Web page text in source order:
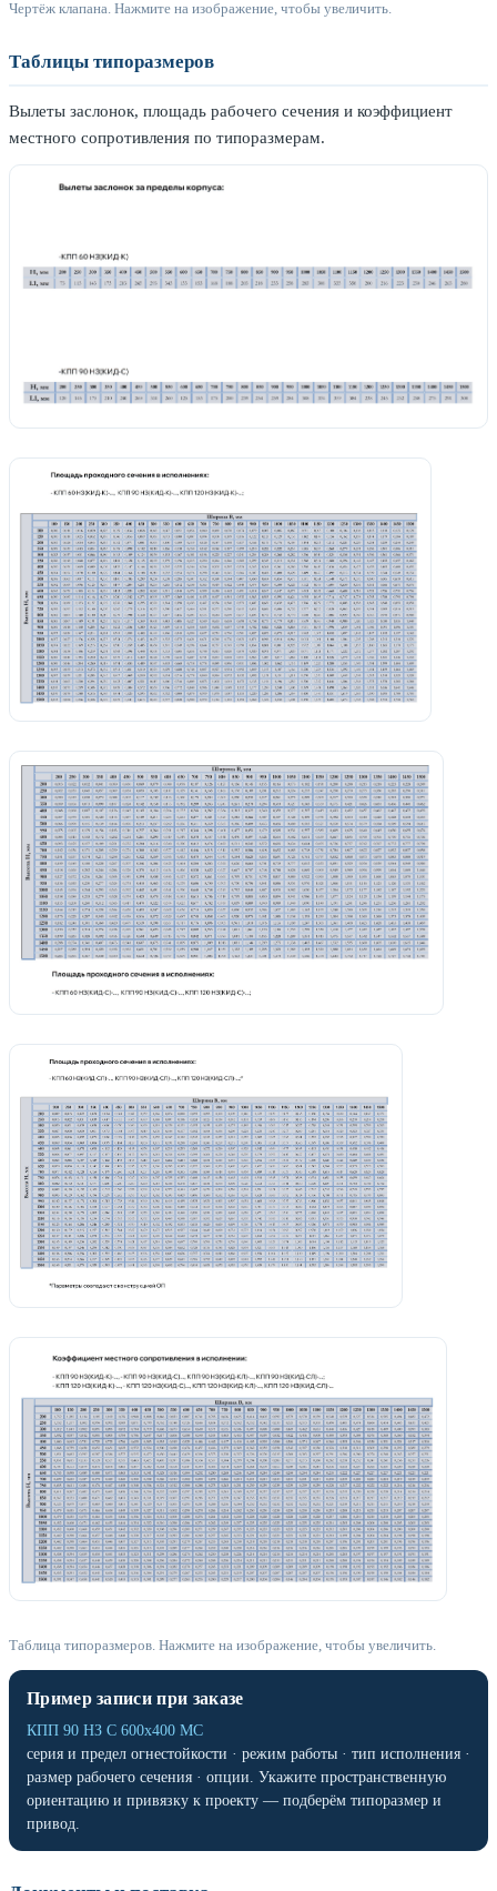
Чертёж клапана. Нажмите на изображение, чтобы увеличить.
Таблицы типоразмеров
Вылеты заслонок, площадь рабочего сечения и коэффициент
местного сопротивления по типоразмерам.
Таблица типоразмеров. Нажмите на изображение, чтобы увеличить.
Пример записи при заказе
КПП 90 НЗ С 600х400 МС
серия и предел огнестойкости · режим работы · тип исполнения ·
размер рабочего сечения · опции. Укажите пространственную
ориентацию и привязку к проекту — подберём типоразмер и
привод.